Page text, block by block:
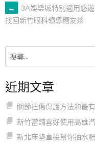
文
章
導
覽
←
3A娛樂城特別適用悠
找回新竹眼科領導糖友茶
近期文章
關節扭傷保護方法和最
新竹當舖喜好使用高雄
新北床墊直接幫你抽水